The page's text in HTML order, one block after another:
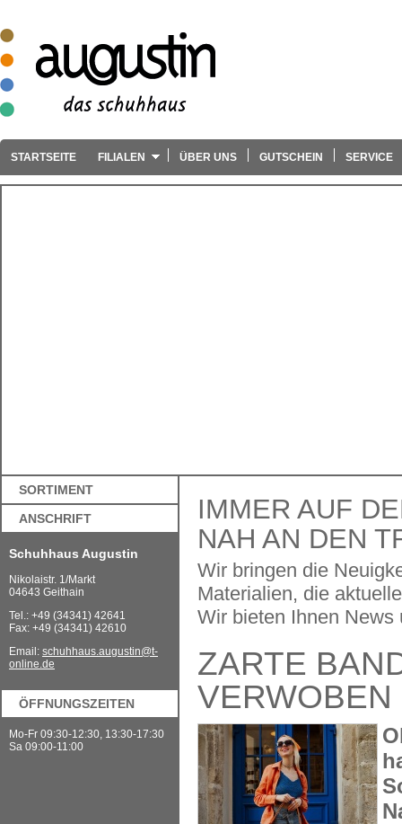
STARTSEITE FILIALEN ÜBER UNS GUTSCHEIN SERVICE
SORTIMENT
ANSCHRIFT
Schuhhaus Augustin
Nikolaistr. 1/Markt
04643 Geithain
Tel.: +49 (34341) 42641
Fax: +49 (34341) 42610
Email: schuhhaus.augustin@t-
online.de
ÖFFNUNGSZEITEN
Mo-Fr 09:30-12:30, 13:30-17:30
Sa 09:00-11:00
IMMER AUF
NAH AN DEN
Wir bringen die
Materialien, die
Wir bieten Ihnen News
ZARTE
VERWOBEN